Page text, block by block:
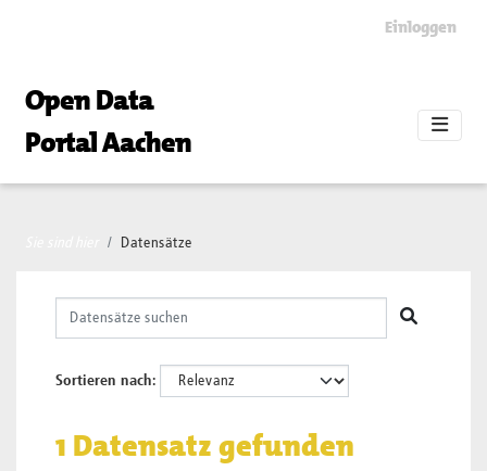
Einloggen
Open Data
Portal Aachen
Datensätze
Sortieren nach
1 Datensatz gefunden